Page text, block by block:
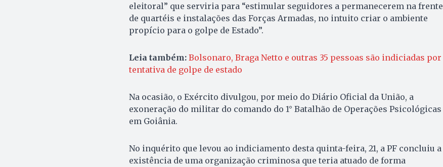
eleitoral” que serviria para “estimular seguidores a permanecerem na frente
de quartéis e instalações das Forças Armadas, no intuito criar o ambiente
propício para o golpe de Estado”.
Leia também: Bolsonaro, Braga Netto e outras 35 pessoas são indiciadas por
tentativa de golpe de estado
Na ocasião, o Exército divulgou, por meio do Diário Oficial da União, a
exoneração do militar do comando do 1° Batalhão de Operações Psicológicas
em Goiânia.
No inquérito que levou ao indiciamento desta quinta-feira, 21, a PF concluiu a
existência de uma organização criminosa que teria atuado de forma